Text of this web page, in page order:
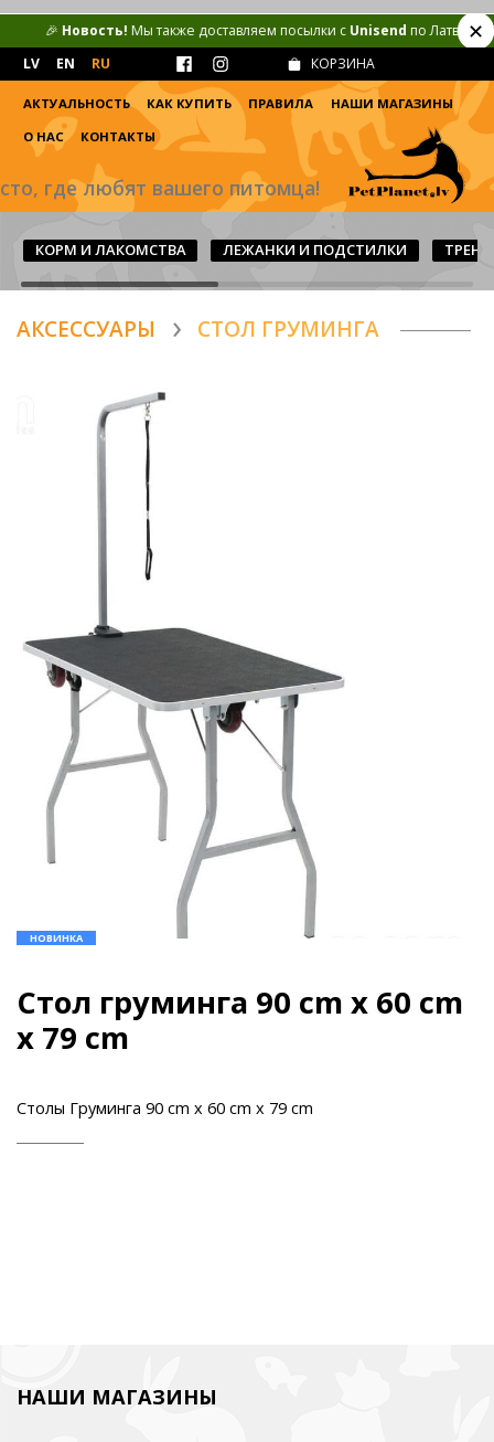
Новость!Мы также доставляем посылки сUnisendпо Латвии ✕
LV EN RU КОРЗИНА
АКТУАЛЬНОСТЬ КАК КУПИТЬ ПРАВИЛА
НАШИ МАГАЗИНЫ
О НАС
КОНТАКТЫ
где любят вашего питомца!
КОРМ И ЛАКОМСТВА ЛЕЖАНКИ И ПОДСТИЛКИ
AКСЕССУАРЫ CТОЛ ГРУМИНГА
Cтол груминга 90 cm x 60 cm
x 79 cm
НОВИНКА
Столы Груминга 90 cm x 60 cm x 79 cm
НАШИ МАГАЗИНЫ